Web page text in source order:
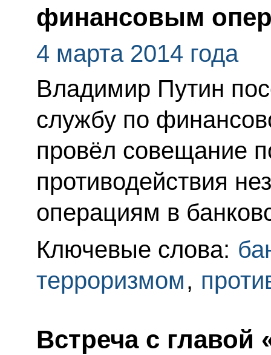
финансовым
4 марта 2014 года
Владимир Путин
службу по
провёл совещание
противодействия
операциям в
Ключевые слова:
терроризмом,
Встреча с